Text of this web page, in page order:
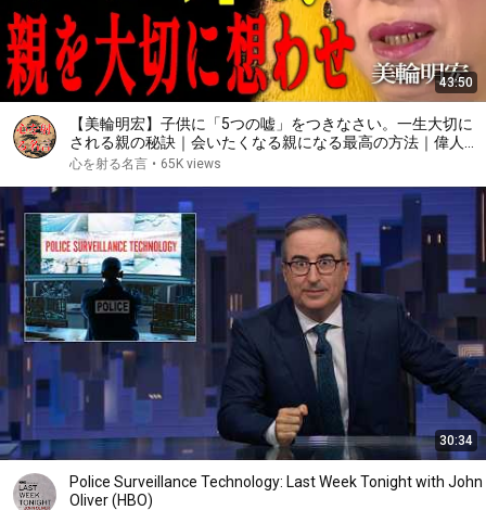
43:50
【美輪明宏】子供に「5つの嘘」をつきなさい。一生大切に
される親の秘訣｜会いたくなる親になる最高の方法｜偉人｜
名言｜言葉の力｜人生哲学｜
心を射る名言 • 65K views
30:34
Police Surveillance Technology: Last Week Tonight with John
Oliver (HBO)